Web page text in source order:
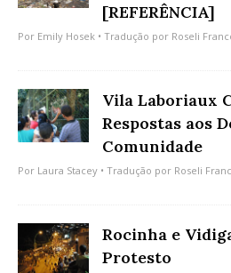
[REFERÊNCIA]
Por Emily Hosek • Tradução por Roseli
Vila Laboriaux
Respostas aos
Comunidade
Por Laura Stacey • Tradução por Roseli
Rocinha e
Protesto